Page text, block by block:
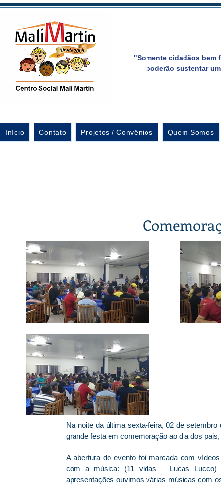
"Somente cidadãos bem
poderão sustentar
Início Contato Projetos / Convênios Quem Somos
Na noite da última sexta-feira, 02 de
grande festa em comemoração ao dia dos
A abertura do evento foi marcada com
com a música: (11 vidas – Lucas Lucco)
apresentações ouvimos várias músicas com